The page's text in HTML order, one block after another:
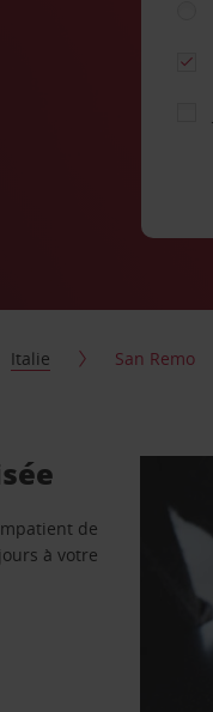
Italie San Remo
de
à votre